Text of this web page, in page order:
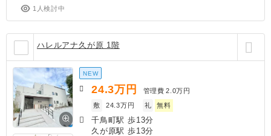
1人検討中
ハレルアナ久が原 1階
NEW
24.3万円 管理費 2.0万円
敷
24.3万円 礼 無料
千鳥町駅 歩13分
久が原駅 歩13分